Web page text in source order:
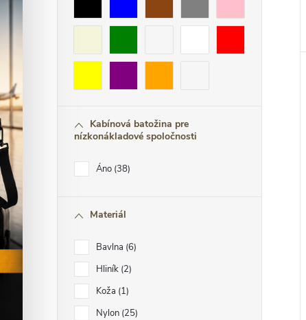
Kabínová batožina pre
nízkonákladové spoločnosti
Áno 38
Materiál
Bavlna 6
Hliník 2
Koža 1
Nylon 25